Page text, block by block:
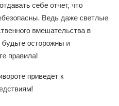
себе отчет, что
Ведь даже светлые
вмешательства в
осторожны и
правила!
приведет к